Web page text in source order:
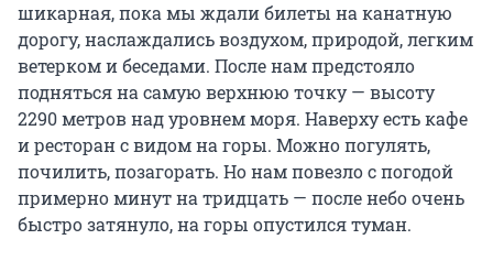
шикарная, пока мы ждали билеты на канатную
дорогу, наслаждались воздухом, природой, легким
ветерком и беседами. После нам предстояло
подняться на самую верхнюю точку — высоту
2290 метров над уровнем моря. Наверху есть кафе
и ресторан с видом на горы. Можно погулять,
почилить, позагорать. Но нам повезло с погодой
примерно минут на тридцать — после небо очень
быстро затянуло, на горы опустился туман.